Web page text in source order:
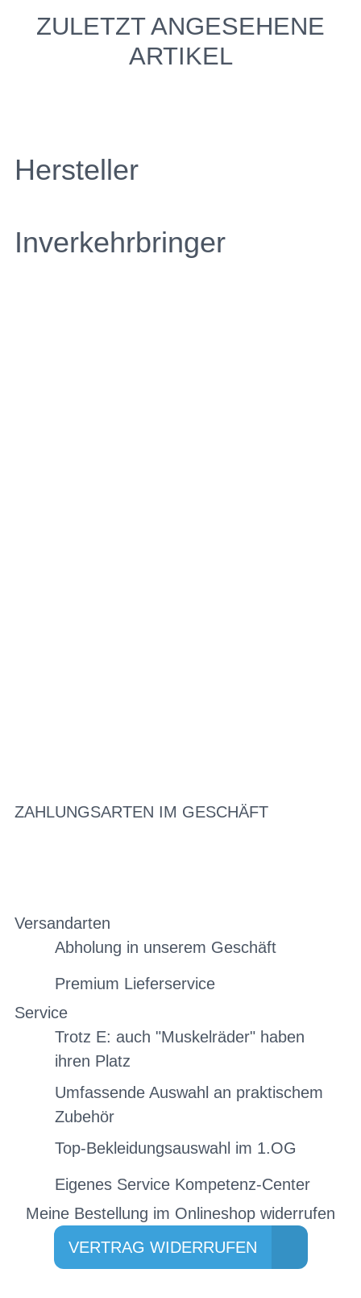
ZULETZT ANGESEHENE
ARTIKEL
Hersteller
Inverkehrbringer
ZAHLUNGSARTEN IM GESCHÄFT
Versandarten
Abholung in unserem Geschäft
Premium Lieferservice
Service
Trotz E: auch "Muskelräder" haben
ihren Platz
Umfassende Auswahl an praktischem
Zubehör
Top-Bekleidungsauswahl im 1.OG
Eigenes Service Kompetenz-Center
Meine Bestellung im Onlineshop widerrufen
VERTRAG WIDERRUFEN